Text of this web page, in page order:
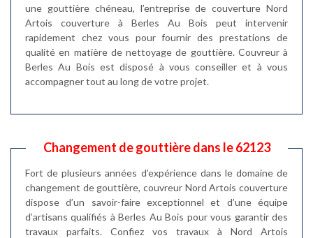
une gouttière chéneau, l’entreprise de couverture Nord
Artois couverture à Berles Au Bois peut intervenir
rapidement chez vous pour fournir des prestations de
qualité en matière de nettoyage de gouttière. Couvreur à
Berles Au Bois est disposé à vous conseiller et à vous
accompagner tout au long de votre projet.
Changement de gouttière dans le 62123
Fort de plusieurs années d’expérience dans le domaine de
changement de gouttière, couvreur Nord Artois couverture
dispose d’un savoir-faire exceptionnel et d’une équipe
d’artisans qualifiés à Berles Au Bois pour vous garantir des
travaux parfaits. Confiez vos travaux à Nord Artois